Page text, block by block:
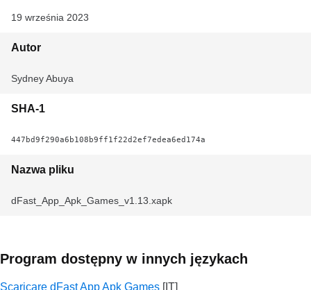
19 września 2023
Autor
Sydney Abuya
SHA-1
447bd9f290a6b108b9ff1f22d2ef7edea6ed174a
Nazwa pliku
dFast_App_Apk_Games_v1.13.xapk
Program dostępny w innych językach
Scaricare dFast App Apk Games